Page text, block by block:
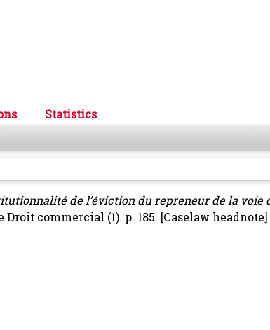
Statistics
de l’éviction du repreneur de la voie
commercial (1). p. 185. [Caselaw headnote]